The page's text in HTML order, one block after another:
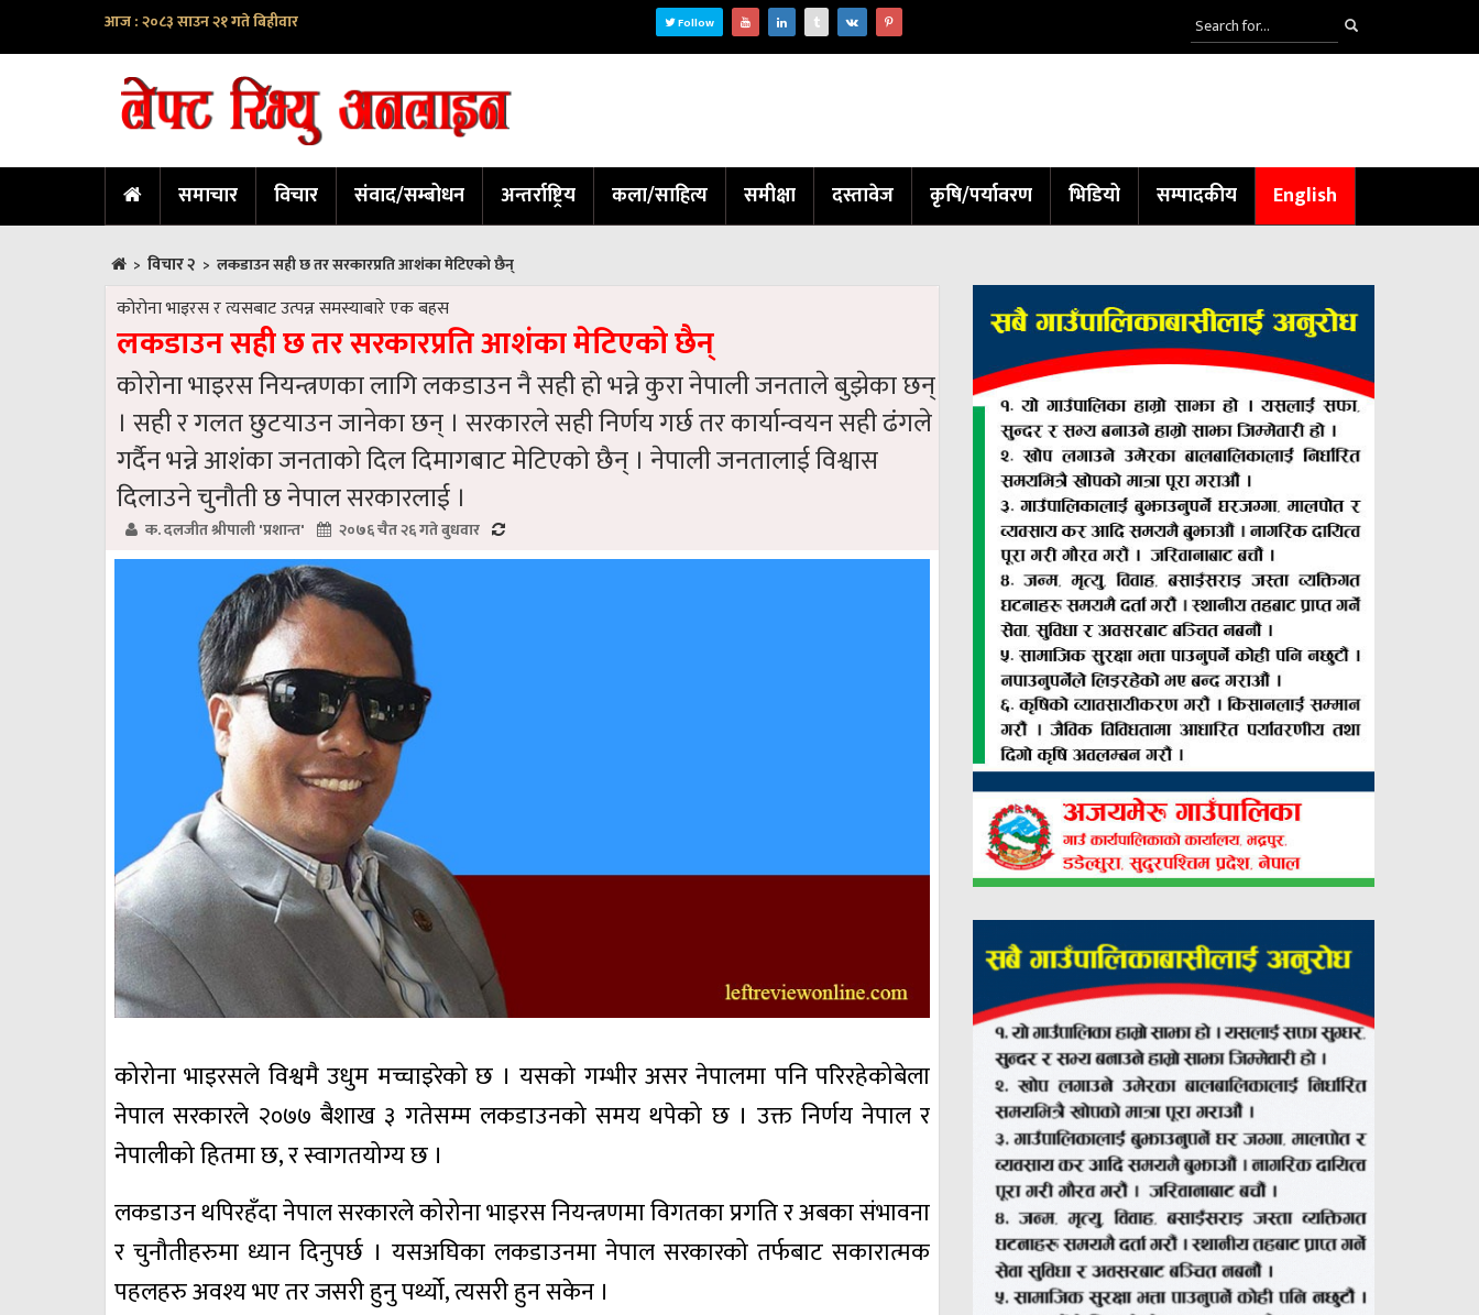
आज : २०८३ साउन २१ गते बिहीवार Follow
समाचार विचार संवाद/सम्बोधन अन्तर्राष्ट्रिय कला/साहित्य समीक्षा दस्तावेज कृषि/पर्यावरण भिडियो सम्पादकीय English
> विचार २ > लकडाउन सही छ तर सरकारप्रति आशंका मेटिएको छैन्‌
कोरोना भाइरस र त्यसबाट उत्पन्न समस्याबारे एक बहस
लकडाउन सही छ तर सरकारप्रति आशंका मेटिएको छैन्‌
कोरोना भाइरस नियन्त्रणका लागि लकडाउन नै सही हो भन्ने कुरा नेपाली जनताले बुझेका छन्
। सही र गलत छुटयाउन जानेका छन् । सरकारले सही निर्णय गर्छ तर कार्यान्वयन सही ढंगले
गर्दैन भन्ने आशंका जनताको दिल दिमागबाट मेटिएको छैन् । नेपाली जनतालाई विश्वास
दिलाउने चुनौती छ नेपाल सरकारलाई ।
क. दलजीत श्रीपाली 'प्रशान्त' २०७६ चैत २६ गते बुधवार
कोरोना भाइरसले विश्वमै उधुम मच्चाइरेको छ । यसको गम्भीर असर नेपालमा पनि परिरहेकोबेला
नेपाल सरकारले २०७७ बैशाख ३ गतेसम्म लकडाउनको समय थपेको छ । उक्त निर्णय नेपाल र
नेपालीको हितमा छ, र स्वागतयोग्य छ ।
लकडाउन थपिरहँदा नेपाल सरकारले कोरोना भाइरस नियन्त्रणमा विगतका प्रगति र अबका संभावना
र चुनौतीहरुमा ध्यान दिनुपर्छ । यसअघिका लकडाउनमा नेपाल सरकारको तर्फबाट सकारात्मक
पहलहरु अवश्य भए तर जसरी हुनु पर्थ्यो, त्यसरी हुन सकेन ।